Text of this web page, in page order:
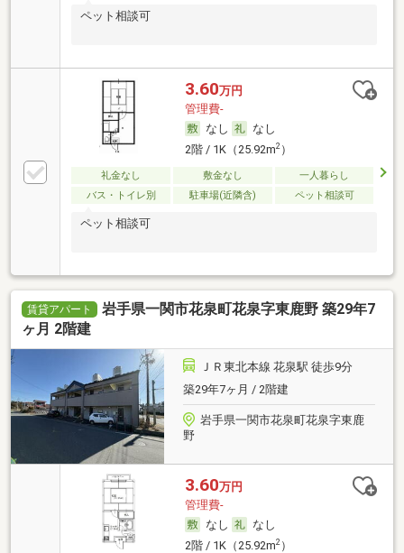
ペット相談可
3.60万円
管理費-
なし
なし
2階 / 1K（25.92m2）
礼金なし 敷金なし
一人暮らし
バス・トイレ別
駐車場(近隣含) ペット相談可
ペット相談可
賃貸アパート
岩手県一関市花泉町花泉字東鹿野 築29年7
ヶ月 2階建
ＪＲ東北本線 花泉駅 徒歩9分
築29年7ヶ月 / 2階建
岩手県一関市花泉町花泉字東鹿
野
3.60万円
管理費-
なし
なし
2階 / 1K（25.92m2）